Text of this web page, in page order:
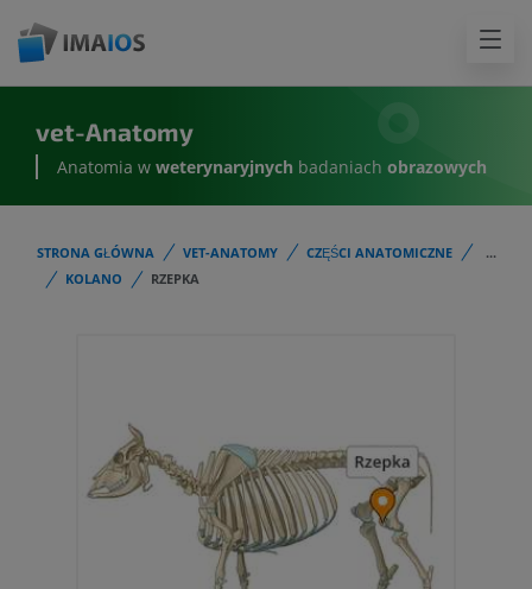
vet-Anatomy
Anatomia w weterynaryjnych badaniach obrazowych
STRONA GŁÓWNA VET-ANATOMY CZĘŚCI ANATOMICZNE
...
KOLANO
RZEPKA